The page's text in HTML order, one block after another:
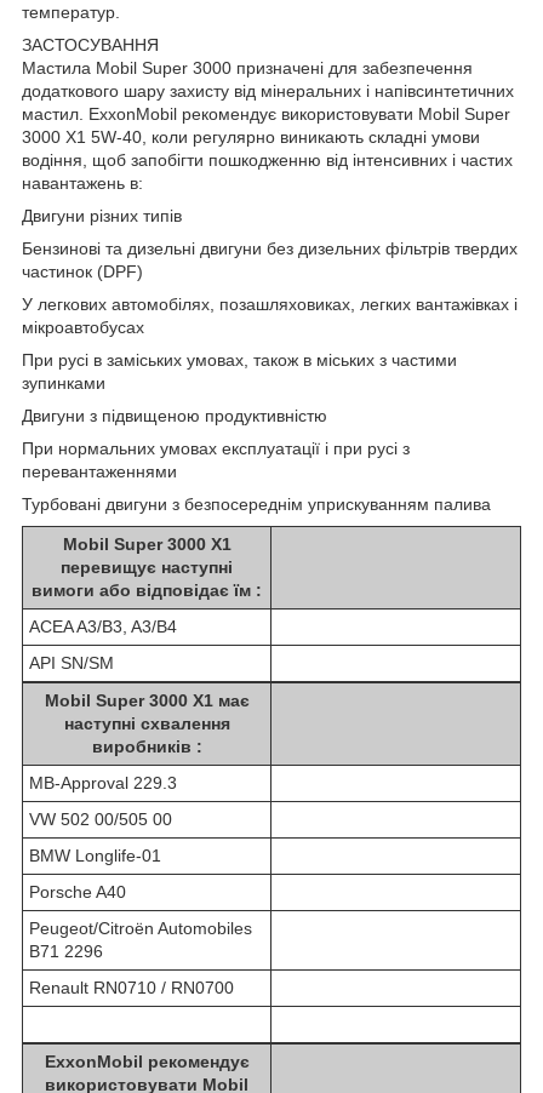
температур.
ЗАСТОСУВАННЯ
Мастила Mobil Super 3000 призначені для забезпечення
додаткового шару захисту від мінеральних і напівсинтетичних
мастил. ExxonMobil рекомендує використовувати Mobil Super
3000 X1 5W-40, коли регулярно виникають складні умови
водіння, щоб запобігти пошкодженню від інтенсивних і частих
навантажень в:
Двигуни різних типів
Бензинові та дизельні двигуни без дизельних фільтрів твердих
частинок (DPF)
У легкових автомобілях, позашляховиках, легких вантажівках і
мікроавтобусах
При русі в заміських умовах, також в міських з частими
зупинками
Двигуни з підвищеною продуктивністю
При нормальних умовах експлуатації і при русі з
перевантаженнями
Турбовані двигуни з безпосереднім уприскуванням палива
Mobil Super 3000 X1
перевищує наступні
вимоги або відповідає їм :
ACEA A3/B3, A3/B4
API SN/SM
Mobil Super 3000 X1 має
наступні схвалення
виробників :
MB-Approval 229.3
VW 502 00/505 00
BMW Longlife-01
Porsche A40
Peugeot/Citroën Automobiles
B71 2296
Renault RN0710 / RN0700
ExxonMobil рекомендує
використовувати Mobil